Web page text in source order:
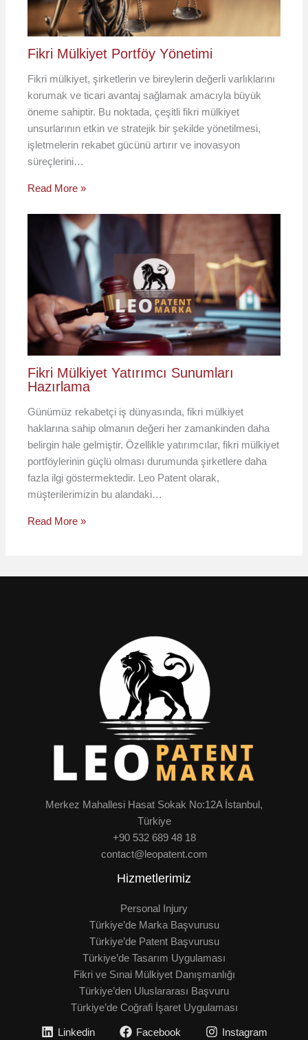
Fikri Mülkiyet Portföy Yönetimi
Fikri mülkiyet, şirketlerin ve bireylerin değerli varlıklarını
korumak ve ticari avantaj sağlamak amacıyla büyük
öneme sahiptir. Bu noktada, çeşitli fikri mülkiyet
unsurlarının etkin ve stratejik bir şekilde yönetilmesi,
işletmelerin rekabet gücünü artırır ve inovasyon
süreçlerini…
Read More »
Fikri Mülkiyet Yatırımcı Sunumları
Hazırlama
Günümüz rekabetçi iş dünyasında, fikri mülkiyet
haklarına sahip olmanın değeri her zamankinden daha
belirgin hale gelmiştir. Özellikle yatırımcılar, fikri mülkiyet
portföylerinin güçlü olması durumunda şirketlere daha
fazla ilgi göstermektedir. Leo Patent olarak,
müşterilerimizin bu alandaki…
Read More »
Merkez Mahallesi Hasat Sokak No:12A İstanbul,
Türkiye
+90 532 689 48 18
contact@leopatent.com
Hizmetlerimiz
Personal Injury
Türkiye’de Marka Başvurusu
Türkiye’de Patent Başvurusu
Türkiye’de Tasarım Uygulaması
Fikri ve Sınai Mülkiyet Danışmanlığı
Türkiye’den Uluslararası Başvuru
Türkiye’de Coğrafi İşaret Uygulaması
Linkedin Facebook Instagram